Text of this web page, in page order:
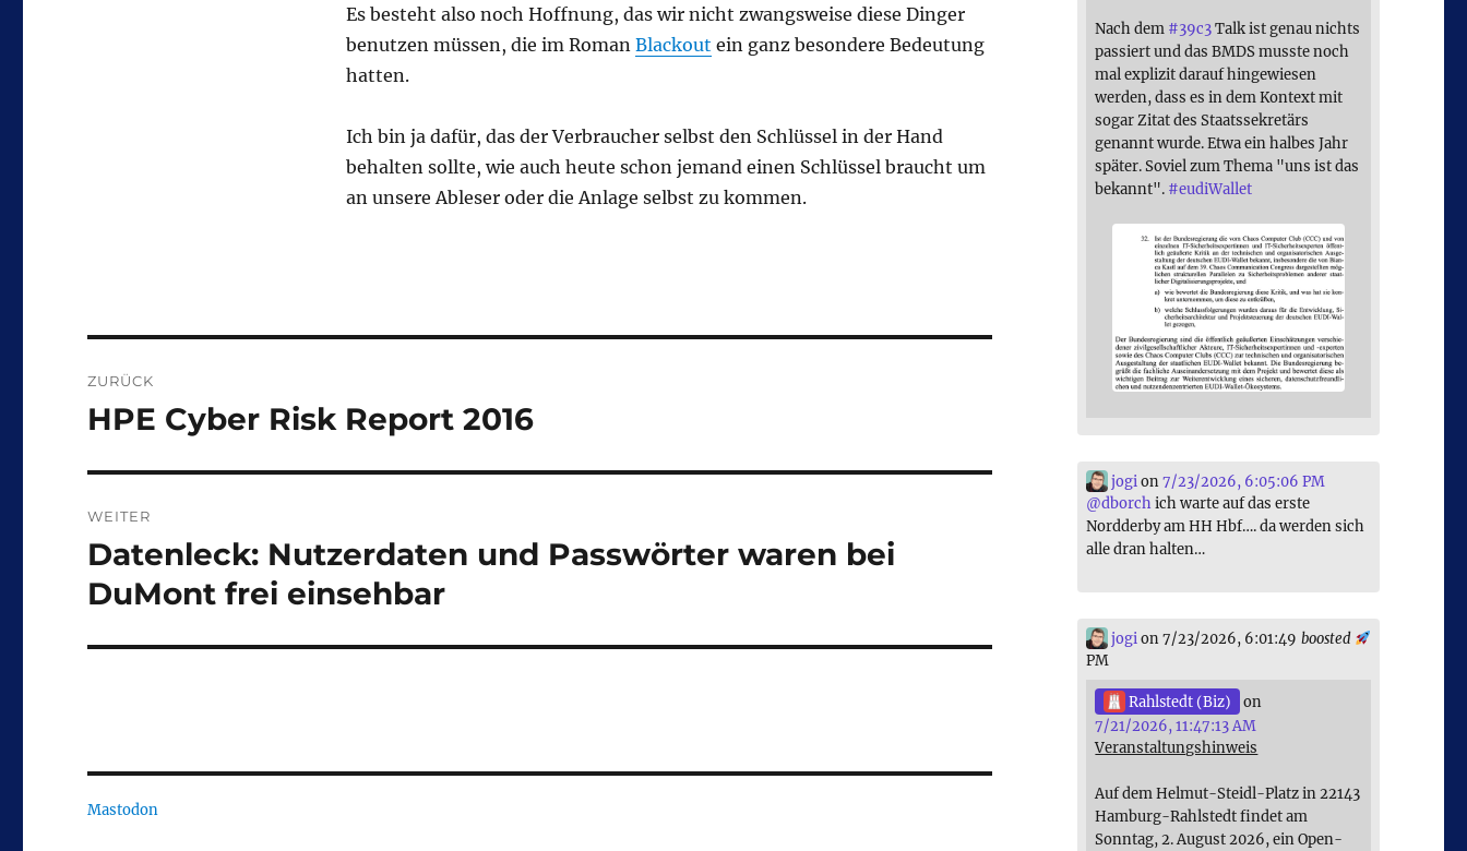
Es besteht also noch Hoffnung, das wir nicht zwangsweise diese Dinger
benutzen müssen, die im Roman Blackout ein ganz besondere Bedeutung
hatten.
Ich bin ja dafür, das der Verbraucher selbst den Schlüssel in der Hand
behalten sollte, wie auch heute schon jemand einen Schlüssel braucht um
an unsere Ableser oder die Anlage selbst zu kommen.
ZURÜCK
Vorheriger
HPE Cyber Risk Report 2016
WEITER
Nächster
Beitrag:
Datenleck: Nutzerdaten und Passwörter waren bei
DuMont frei einsehbar
Mastodon
Nach dem #39c3Talk ist genau nichts
passiert und das BMDS musste noch
mal explizit darauf hingewiesen
werden, dass es in dem Kontext mit
sogar Zitat des Staatssekretärs
genannt wurde. Etwa ein halbes Jahr
später. Soviel zum Thema "uns ist das
bekannt". #eudiWallet
jogi on7/23/2026, 6:05:06 PM
@dborchich warte auf das erste
Nordderby am HH Hbf…. da werden sich
alle dran halten…
boosted
jogi on 7/23/2026, 6:01:49
PM
Rahlstedt (Biz)
on
7/21/2026, 11:47:13 AM
Veranstaltungshinweis
Auf dem Helmut-Steidl-Platz in 22143
Hamburg-Rahlstedt findet am
Sonntag, 2. August 2026, ein Open-